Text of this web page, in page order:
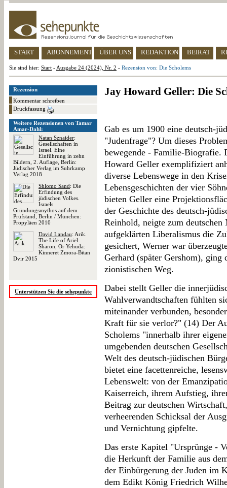
START ABONNEMENT ÜBER UNS REDAKTION BEIRAT
Sie sind hier: Start - Ausgabe 24 (2024), Nr. 2 - Rezension von: Die Scholems
Rezension
Kommentar schreiben
Druckfassung
Weitere Rezensionen von Tamar
Amar-Dahl:
Natan Sznaider:
Gesellschaften in
Israel. Eine
Einführung in zehn
Bildern, 2. Auflage, Berlin:
Jüdischer Verlag im Suhrkamp
Verlag 2018
Shlomo Sand: Die
Erfindung des
jüdischen Volkes.
Israels
Gründungsmythos auf dem
Prüfstand, Berlin / München:
Propyläen 2010
David Landau: Arik.
The Life of Ariel
Sharon, Or Yehuda:
Kinneret Zmora-Bitan
Dvir 2015
Unterstützen Sie die sehepunkte
Jay Howard Geller: Die
Gab es um 1900 eine deutsch-
"Judenfrage"? Um dieses
bewegende - Familie-Biografie.
Howard Geller exemplifiziert
diverse Lebenswege in den
Lebensgeschichten der vier
bieten Geller eine
der Geschichte des deutsch-
Reinhold, neigte zum
aufgeklärten Liberalismus die
gesichert, Werner war
Gerhard (später Gershom), ging
zionistischen Weg.
Dabei stellt Geller die
Wahlverwandtschaften fühlten
miteinander verbunden,
Kraft für sie verlor?" (14) Der
Scholems "innerhalb ihrer
umgebenden deutschen
Welt des deutsch-jüdischen
bietet eine facettenreiche,
Lebenswelt: von der
Kaiserreich, ihrem Aufstieg,
Beitrag zur deutschen
verheerenden Schicksal der
und Vernichtung gipfelte.
Das erste Kapitel "Ursprünge -
die Herkunft der Familie aus
der Einbürgerung der Juden im
dem Edikt König Friedrich